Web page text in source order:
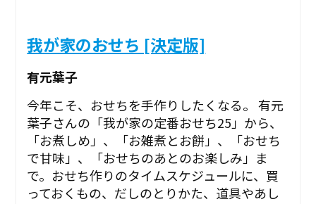
我が家のおせち [決定版]
有元葉子
今年こそ、おせちを手作りしたくなる。 有元
葉子さんの「我が家の定番おせち25」から、
「お煮しめ」、「お雑煮とお餅」、「おせち
で甘味」、「おせちのあとのお楽しみ」ま
で。おせち作りのタイムスケジュールに、買
っておくもの、だしのとりかた、道具やあし